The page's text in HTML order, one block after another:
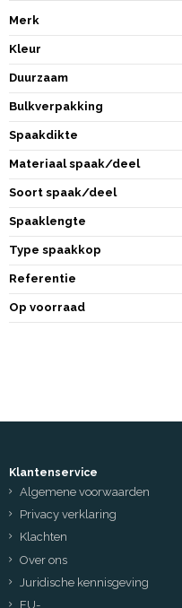
Merk
Kleur
Duurzaam
Bulkverpakking
Spaakdikte
Materiaal spaak/deel
Soort spaak/deel
Spaaklengte
Type spaakkop
Referentie
Op voorraad
Klantenservice
Algemene voorwaarden
Privacy verklaring
Klachten
Over ons
Juridische kennisgeving
EU-